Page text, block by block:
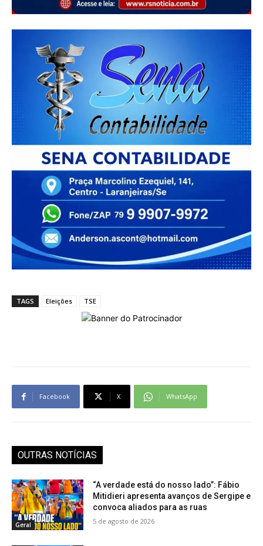
TAGS Eleições TSE
Facebook X WhatsApp
OUTRAS NOTÍCIAS
Geral
“A verdade está do nosso lado”: Fábio
Mitidieri apresenta avanços de Sergipe e
convoca aliados para as ruas
5 de agosto de 2026